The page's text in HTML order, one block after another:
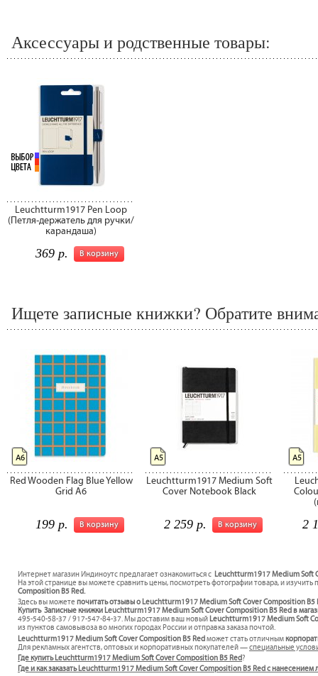
Аксессуары и родственные товары:
Leuchtturm1917 Pen Loop
(Петля-держатель для ручки/
карандаша)
В корзину
369 р.
Ищете записные книжки? Обратите
Red Wooden Flag Blue Yellow
Grid А6
В корзину
199 р.
А6
Leuchtturm1917 Medium Soft
Cover Notebook Black
В корзину
2 259 р.
А5
2
А5
Интернет магазин Индиноутс предлагает ознакомиться с Leuchtturm1917 Medium Soft
На этой странице вы можете сравнить цены, посмотреть фотографии товара, и
Composition B5 Red.
Здесь вы можете почитать отзывы о Leuchtturm1917 Medium Soft Cover Composition B5
Купить Записные книжки Leuchtturm1917 Medium Soft Cover Composition B5 Red в
495-540-58-37 / 917-547-84-37. Мы доставим ваш новый Leuchtturm1917 Medium Soft
из пунктов самовывоза во многих городах России и отправка заказа почтой.
Leuchtturm1917 Medium Soft Cover Composition B5 Red может стать отличным
Для рекламных агентств, оптовых и корпоративных покупателей —специальные
Где купить Leuchtturm1917 Medium Soft Cover Composition B5 Red?
Где и как заказать Leuchtturm1917 Medium Soft Cover Composition B5 Red с